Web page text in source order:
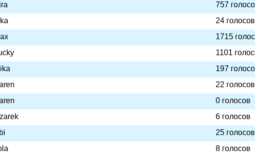
757
24 голосов
1715
1101
197
22 голосов
0 голосов
6 голосов
25 голосов
8 голосов